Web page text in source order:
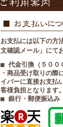
お支払には以下の方
文確認メール」にて
■ 代金引換（５００
・商品受け取りの
イバーに直接お支払
客様負担となります。
■ 銀行・郵便振込み